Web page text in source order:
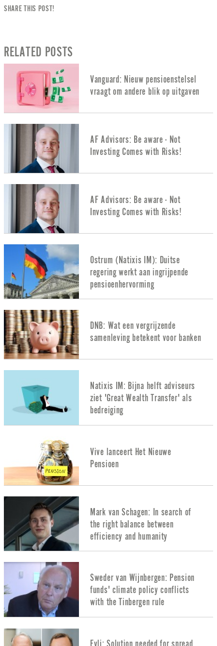
SHARE THIS POST!
RELATED POSTS
Vanguard: Nieuw pensioenstelsel
vraagt om andere blik op uitgaven
AF Advisors: Be aware - Not
Investing Comes with Risks!
AF Advisors: Be aware - Not
Investing Comes with Risks!
Ostrum (Natixis IM): Duitse
regering werkt aan ingrijpende
pensioenhervorming
DNB: Wat een vergrijzende
samenleving betekent voor banken
Natixis IM: Bijna helft adviseurs
ziet 'Great Wealth Transfer' als
bedreiging
Vive lanceert Het Nieuwe
Pensioen
Mark van Schagen: In search of
the right balance between
efficiency and humanity
Sweder van Wijnbergen: Pension
funds' climate policy conflicts
with the Tinbergen rule
Evli: Solution needed for spread